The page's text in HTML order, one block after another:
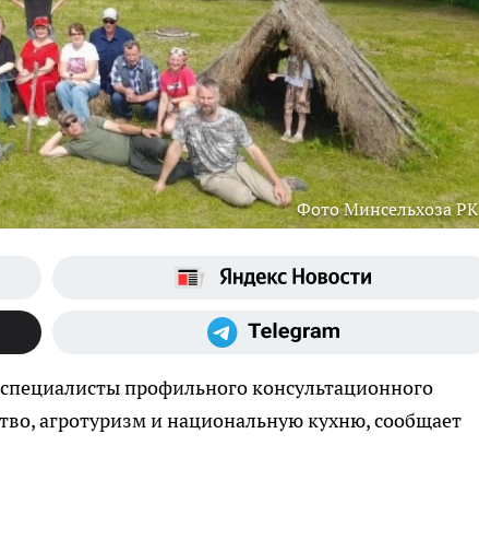
Фото Минсельхоза РК
профильного консультационного
агротуризм и национальную кухню, сообщает